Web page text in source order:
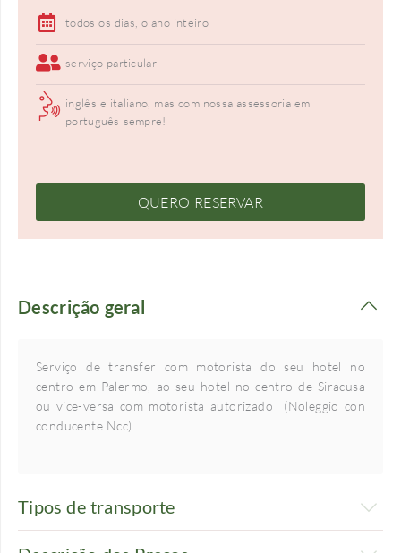
todos os dias, o ano inteiro
serviço particular
inglês e italiano, mas com nossa assessoria em
português sempre!
QUERO RESERVAR
Descrição geral
Serviço de transfer com motorista do seu hotel no
centro em Palermo, ao seu hotel no centro de Siracusa
ou vice-versa com motorista autorizado (Noleggio con
conducente Ncc).
Tipos de transporte